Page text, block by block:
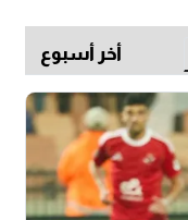
أخر أسبوع